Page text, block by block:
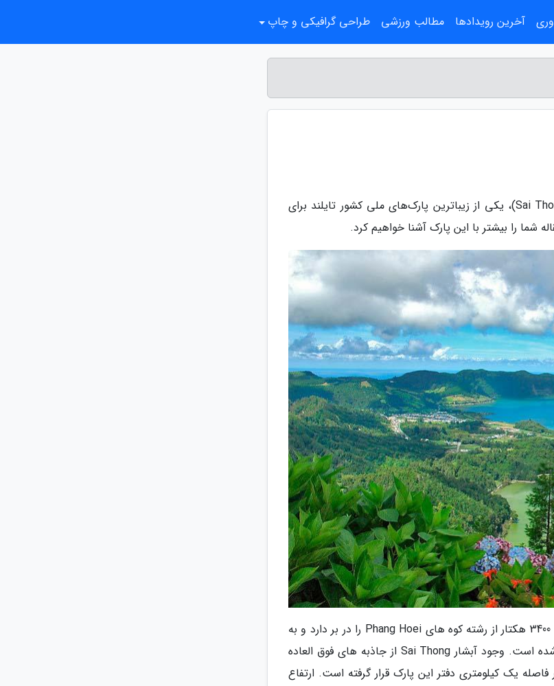
به گزارش مجله نماشو، پارک ملی سیا تنگ (Sai Thong National Park)، یکی از زیباترین پارک‌های ملی کشور تایلند برای
شما را بیشتر با این پارک آشنا خواهیم کرد.
پارک ملی سیا تنگ یکی از جاذبه‌های طبیعی تور تایلند است که 3400 هکتار از رشته کوه های Phang Hoei را در بر دارد و به
عنوان یکی از اصلی ترین جاذبه های گردشگری تایلند شناخته شده است. وجود آبشار Sai Thong از جاذبه های فوق العاده
یک کیلومتری دفتر این پارک قرار گرفته است. ارتفاع
آخرین رویدادها مطالب ورزشی طراحی گرافیکی و چاپ